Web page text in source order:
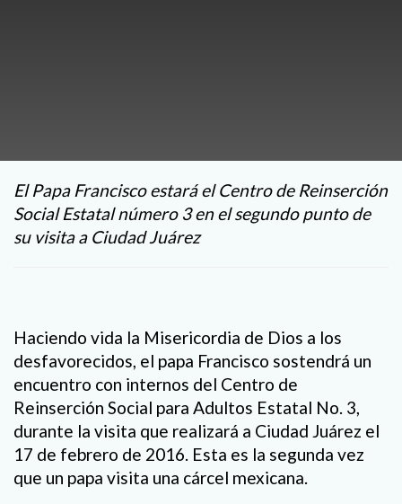
El Papa Francisco estará el Centro de Reinserción
Social Estatal número 3 en el segundo punto de
su visita a Ciudad Juárez
Haciendo vida la Misericordia de Dios a los
desfavorecidos, el papa Francisco sostendrá un
encuentro con internos del Centro de
Reinserción Social para Adultos Estatal No. 3,
durante la visita que realizará a Ciudad Juárez el
17 de febrero de 2016. Esta es la segunda vez
que un papa visita una cárcel mexicana.